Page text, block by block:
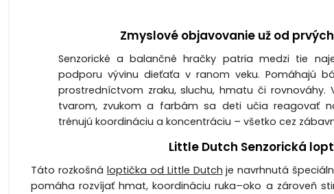
Zmyslové objavovanie už od
Senzorické a balančné hračky patria medzi tie
podporu vývinu dieťaťa v ranom veku. Pomáhajú
prostredníctvom zraku, sluchu, hmatu či rovnováhy.
tvarom, zvukom a farbám sa deti učia reagovať
trénujú koordináciu a koncentráciu – všetko cez
Little Dutch Senzorická
Táto rozkošná loptička od Little Dutch je navrhnutá
pomáha rozvíjať hmat, koordináciu ruka–oko a zároveň